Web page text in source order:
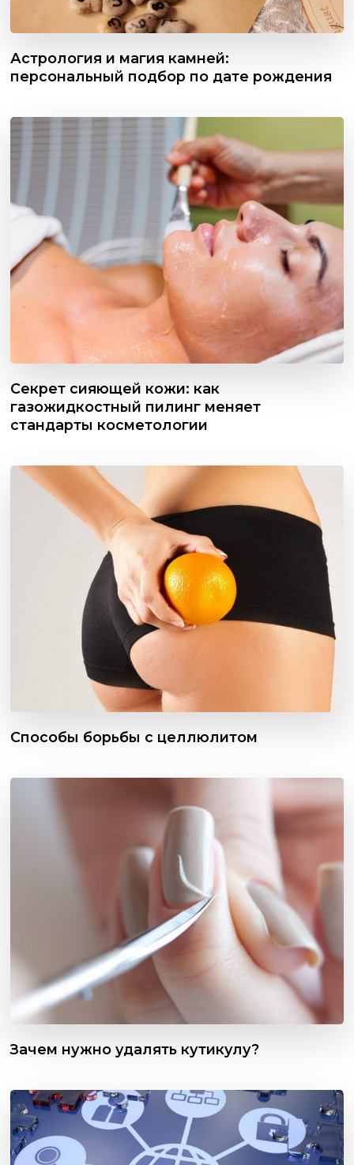
Астрология и магия камней:
персональный подбор по дате рождения
Секрет сияющей кожи: как
газожидкостный пилинг меняет
стандарты косметологии
Способы борьбы с целлюлитом
Зачем нужно удалять кутикулу?